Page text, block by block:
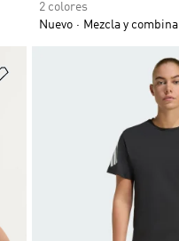
2 colores
Nuevo
Mezcla y combina
Añadir a la lista de deseos